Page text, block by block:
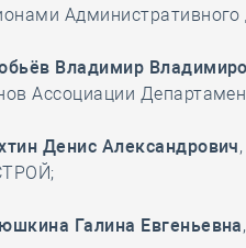
Владимир
Ассоциации
Денис Александрович
Галина Евгеньевна